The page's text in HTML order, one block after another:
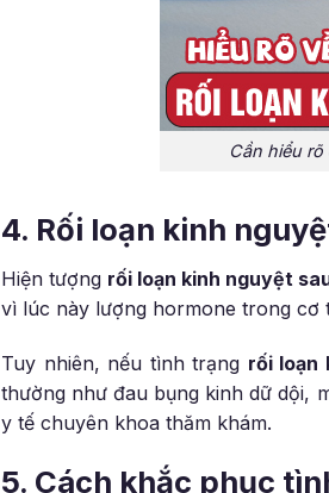
Cần hiểu
4. Rối loạn kinh
Hiện tượng rối loạn kinh nguyệt
vì lúc này lượng hormone trong cơ
Tuy nhiên, nếu tình trạng rối loạn
thường như đau bụng kinh dữ dội,
y tế chuyên khoa thăm khám.
5. Cách khắc phục